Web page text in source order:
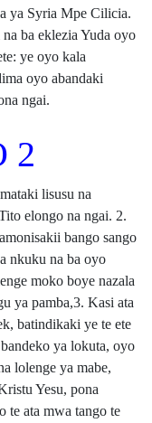
ya Syria Mpe Cilicia.
ba eklezia Yuda oyo
ye oyo kala
oyo abandaki
ngai.
2
lisusu na
elongo na ngai. 2.
bango sango
nkuku na ba oyo
moko boye nazala
ya pamba,3. Kasi ata
batindikaki ye te ete
ya lokuta, oyo
lolenge ya mabe,
Yesu, pona
te ata mwa tango te